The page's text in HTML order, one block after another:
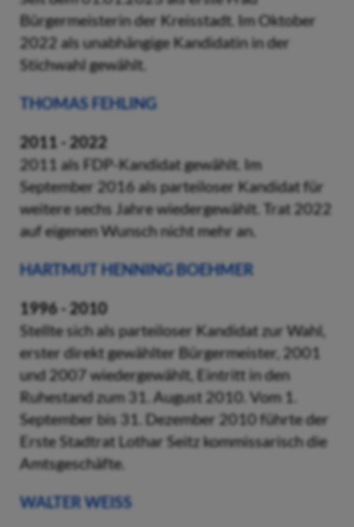
Bürgermeisterin der Kreisstadt. Im Oktober
2022 als unabhängige Kandidatin in der
Stichwahl gewählt.
THOMAS FEHLING
2011 - 2022
2011 als FDP-Kandidat gewählt. Im
September 2016 als parteiloser Kandidat für
weitere sechs Jahre wiedergewählt. Trat 2022
auf eigenen Wunsch nicht mehr an.
HARTMUT HENNING BOEHMER
1996 - 2010
Stellte sich als parteiloser Kandidat zur Wahl,
erster direkt gewählter Bürgermeister, 2001
und 2007 wiedergewählt, Eintritt in den
Ruhestand zum 31. August 2010. Vom 1.
September bis 31. Dezember 2010 führte der
Erste Stadtrat Lothar Seitz kommissarisch die
Amtsgeschäfte.
WALTER WEISS